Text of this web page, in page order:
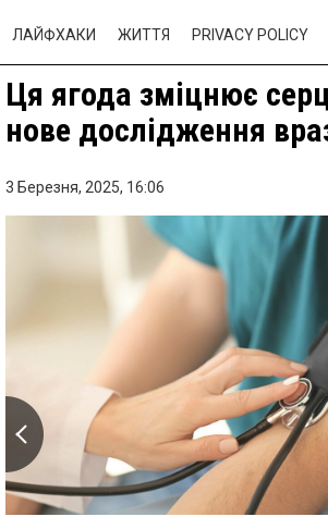
ЛАЙФХАКИ ЖИТТЯ PRIVACY POLICY
Ця ягода зміцнює
нове дослідження
3 Березня, 2025, 16:06